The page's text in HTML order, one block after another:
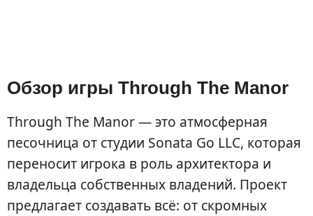
Обзор игры Through The Manor
Through The Manor — это атмосферная
песочница от студии Sonata Go LLC, которая
переносит игрока в роль архитектора и
владельца собственных владений. Проект
предлагает создавать всё: от скромных